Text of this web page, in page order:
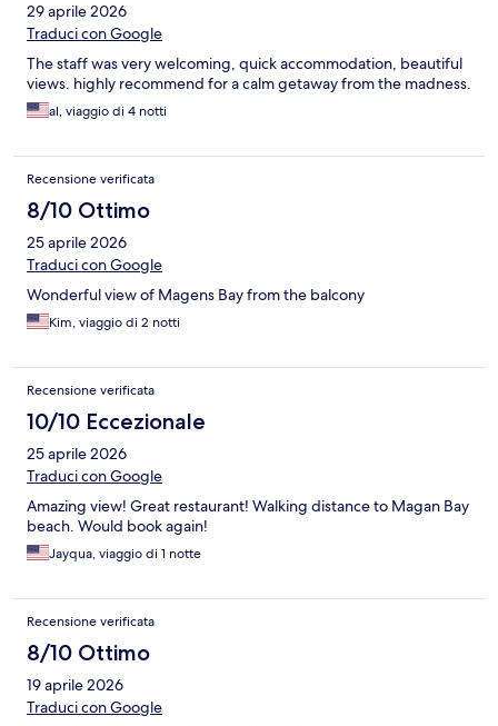
29 aprile 2026
Traduci con Google
The staff was very welcoming, quick accommodation, beautiful
views. highly recommend for a calm getaway from the madness.
al, viaggio di 4 notti
Recensione verificata
8/10 Ottimo
25 aprile 2026
Traduci con Google
Wonderful view of Magens Bay from the balcony
Kim, viaggio di 2 notti
Recensione verificata
10/10 Eccezionale
25 aprile 2026
Traduci con Google
Amazing view! Great restaurant! Walking distance to Magan Bay
beach. Would book again!
Jayqua, viaggio di 1 notte
Recensione verificata
8/10 Ottimo
19 aprile 2026
Traduci con Google